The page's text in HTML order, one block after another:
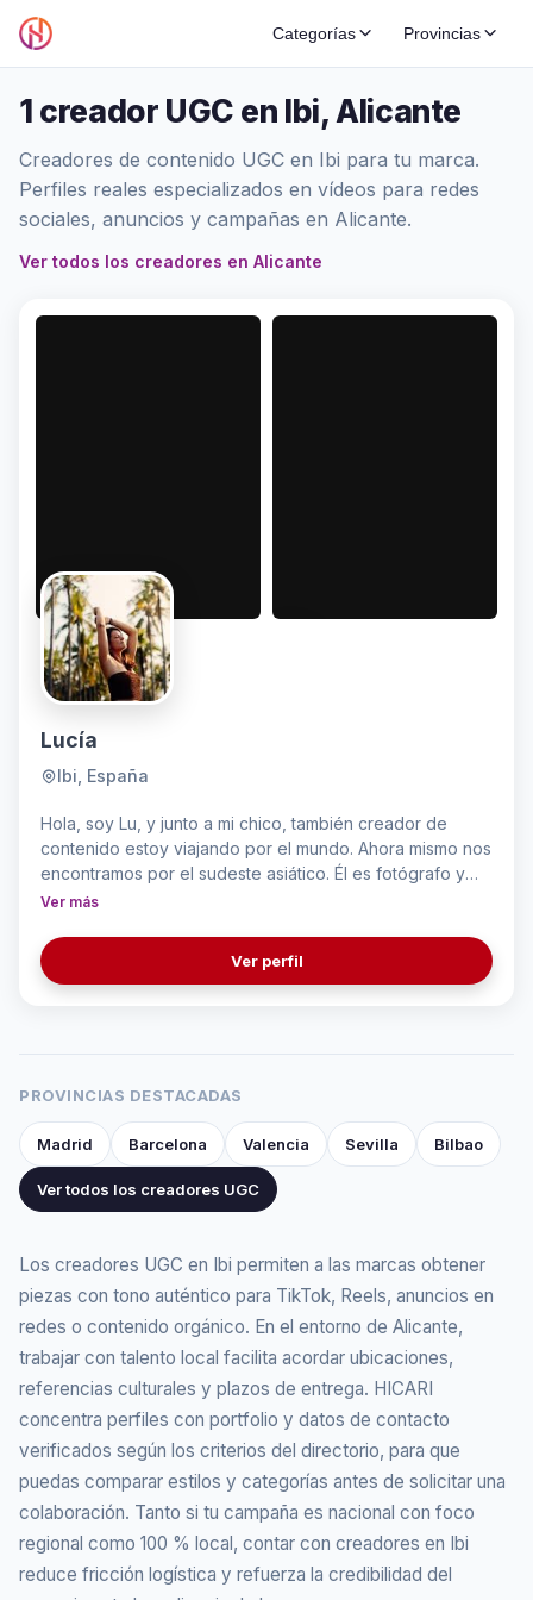
Categorías Provincias
1 creador UGC en Ibi, Alicante
Creadores de contenido UGC en Ibi para tu marca.
Perfiles reales especializados en vídeos para redes
sociales, anuncios y campañas en Alicante.
Ver todos los creadores en Alicante
Lucía
Ibi, España
Hola, soy Lu, y junto a mi chico, también creador de
contenido estoy viajando por el mundo. Ahora mismo nos
encontramos por el sudeste asiático. Él es fotógrafo y
videógrafo profesional, y juntos creamos contenido
esencia de cada lugar, hotel, villa, restaurante o
experiencia. Me apasiona la playa, la naturaleza, el
Ver más
Ver perfil
PROVINCIAS DESTACADAS
Madrid Barcelona Valencia Sevilla Bilbao
Ver todos los creadores UGC
Los creadores UGC en Ibi permiten a las marcas obtener
piezas con tono auténtico para TikTok, Reels, anuncios en
redes o contenido orgánico. En el entorno de Alicante,
trabajar con talento local facilita acordar ubicaciones,
referencias culturales y plazos de entrega. HICARI
concentra perfiles con portfolio y datos de contacto
verificados según los criterios del directorio, para que
puedas comparar estilos y categorías antes de solicitar una
colaboración. Tanto si tu campaña es nacional con foco
regional como 100 % local, contar con creadores en Ibi
reduce fricción logística y refuerza la credibilidad del